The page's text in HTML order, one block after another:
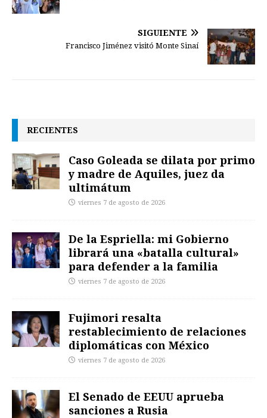
SIGUIENTE
Francisco Jiménez visitó Monte Sinaí
RECIENTES
Caso Goleada se dilata por primo
y madre de Aquiles, juez da
ultimátum
viernes 7 de agosto de 2026
De la Espriella: mi Gobierno
librará una «batalla cultural»
para defender a la familia
viernes 7 de agosto de 2026
Fujimori resalta
restablecimiento de relaciones
diplomáticas con México
viernes 7 de agosto de 2026
El Senado de EEUU aprueba
sanciones a Rusia